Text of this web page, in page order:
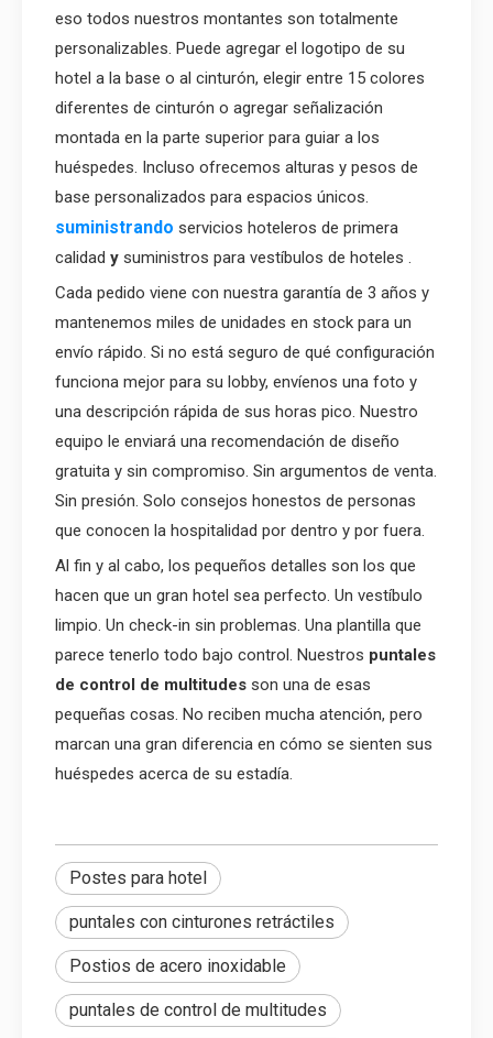
eso todos nuestros montantes son totalmente
personalizables. Puede agregar el logotipo de su
hotel a la base o al cinturón, elegir entre 15 colores
diferentes de cinturón o agregar señalización
montada en la parte superior para guiar a los
huéspedes. Incluso ofrecemos alturas y pesos de
base personalizados para espacios únicos.
suministrando servicios hoteleros de primera
calidad y suministros para vestíbulos de hoteles .
Cada pedido viene con nuestra garantía de 3 años y
mantenemos miles de unidades en stock para un
envío rápido. Si no está seguro de qué configuración
funciona mejor para su lobby, envíenos una foto y
una descripción rápida de sus horas pico. Nuestro
equipo le enviará una recomendación de diseño
gratuita y sin compromiso. Sin argumentos de venta.
Sin presión. Solo consejos honestos de personas
que conocen la hospitalidad por dentro y por fuera.
Al fin y al cabo, los pequeños detalles son los que
hacen que un gran hotel sea perfecto. Un vestíbulo
limpio. Un check-in sin problemas. Una plantilla que
parece tenerlo todo bajo control. Nuestros puntales
de control de multitudes son una de esas
pequeñas cosas. No reciben mucha atención, pero
marcan una gran diferencia en cómo se sienten sus
huéspedes acerca de su estadía.
Postes para hotel
puntales con cinturones retráctiles
Postios de acero inoxidable
puntales de control de multitudes